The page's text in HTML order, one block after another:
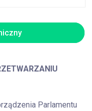
Parlamentu